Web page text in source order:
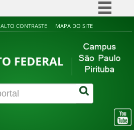
Simplifique!
Participe
Acesso à informação
Legislação
Canais
ALTO CONTRASTE MAPA DO SITE